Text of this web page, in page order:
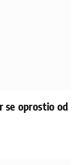
se oprostio od